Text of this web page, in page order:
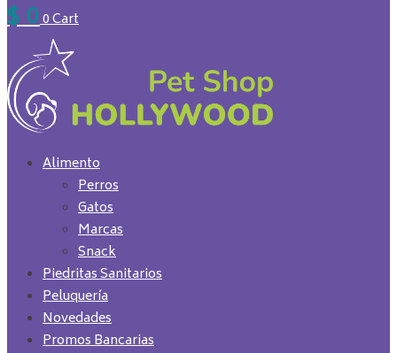
$00Cart
Alimento
Perros
Gatos
Marcas
Snack
Piedritas Sanitarios
Peluquería
Novedades
Promos Bancarias